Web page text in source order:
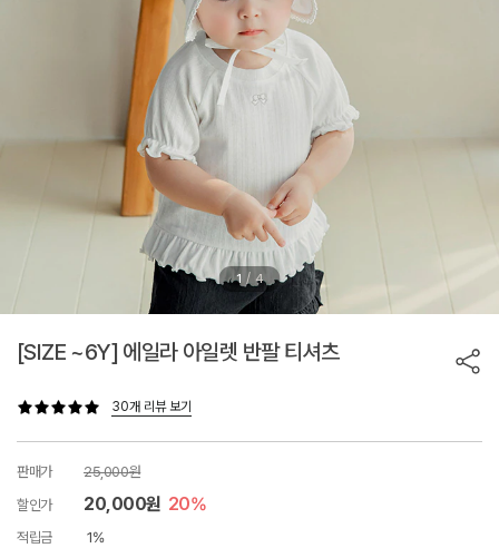
1 / 4
[SIZE ~6Y] 에일라 아일렛 반팔 티셔츠
30개 리뷰 보기
판매가
25,000원
할인가
20,000원 20%
적립금 1%